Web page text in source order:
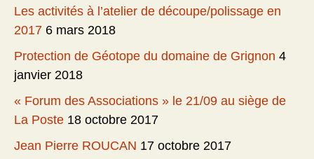
Les activités à l’atelier de découpe/polissage en
2017 6 mars 2018
Protection de Géotope du domaine de Grignon 4
janvier 2018
« Forum des Associations » le 21/09 au siège de
La Poste 18 octobre 2017
Jean Pierre ROUCAN 17 octobre 2017